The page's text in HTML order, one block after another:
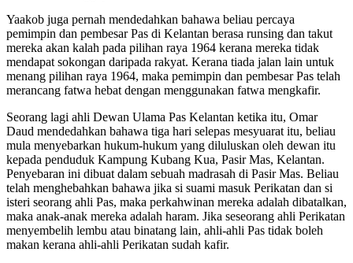
Yaakob juga pernah mendedahkan bahawa beliau percaya
pemimpin dan pembesar Pas di Kelantan berasa runsing dan takut
mereka akan kalah pada pilihan raya 1964 kerana mereka tidak
mendapat sokongan daripada rakyat. Kerana tiada jalan lain untuk
menang pilihan raya 1964, maka pemimpin dan pembesar Pas telah
merancang fatwa hebat dengan menggunakan fatwa mengkafir.
Seorang lagi ahli Dewan Ulama Pas Kelantan ketika itu, Omar
Daud mendedahkan bahawa tiga hari selepas mesyuarat itu, beliau
mula menyebarkan hukum-hukum yang diluluskan oleh dewan itu
kepada penduduk Kampung Kubang Kua, Pasir Mas, Kelantan.
Penyebaran ini dibuat dalam sebuah madrasah di Pasir Mas. Beliau
telah menghebahkan bahawa jika si suami masuk Perikatan dan si
isteri seorang ahli Pas, maka perkahwinan mereka adalah dibatalkan,
maka anak-anak mereka adalah haram. Jika seseorang ahli Perikatan
menyembelih lembu atau binatang lain, ahli-ahli Pas tidak boleh
makan kerana ahli-ahli Perikatan sudah kafir.